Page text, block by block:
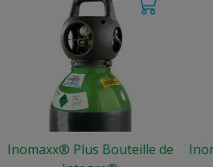
Inomaxx® Plus Bouteille de